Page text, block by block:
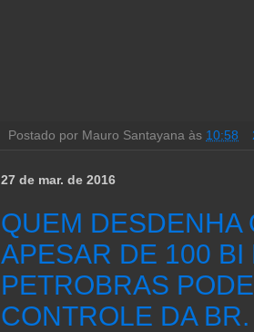
Postado por Mauro Santayana às 10:58
27 de mar. de 2016
QUEM DESDENHA
APESAR DE 100 BI
PETROBRAS
CONTROLE DA BR.